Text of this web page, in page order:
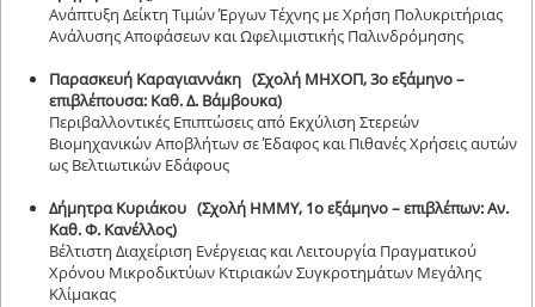
Ανάπτυξη Δείκτη Τιμών Έργων Τέχνης με Χρήση Πολυκριτήριας
Ανάλυσης Αποφάσεων και Ωφελιμιστικής Παλινδρόμησης
Παρασκευή Καραγιαννάκη (Σχολή ΜΗΧΟΠ, 3ο εξάμηνο –
επιβλέπουσα: Καθ. Δ. Βάμβουκα)
Περιβαλλοντικές Επιπτώσεις από Εκχύλιση Στερεών
Βιομηχανικών Αποβλήτων σε Έδαφος και Πιθανές Χρήσεις αυτών
ως Βελτιωτικών Εδάφους
Δήμητρα Κυριάκου (Σχολή ΗΜΜΥ, 1ο εξάμηνο – επιβλέπων: Αν.
Καθ. Φ. Κανέλλος)
Βέλτιστη Διαχείριση Ενέργειας και Λειτουργία Πραγματικού
Χρόνου Μικροδικτύων Κτιριακών Συγκροτημάτων Μεγάλης
Κλίμακας